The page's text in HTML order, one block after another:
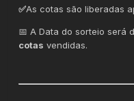
✅As cotas são liberadas
📅 A Data do sorteio será
cotas vendidas.